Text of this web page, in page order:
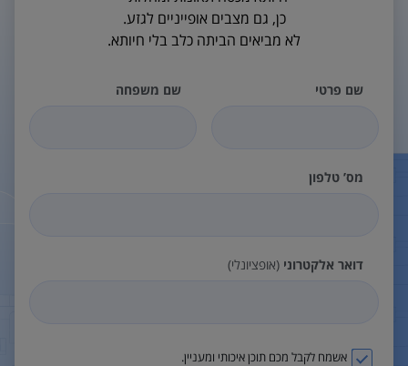
כן, גם מצבים אופייניים לגזע.
לא מביאים הביתה כלב בלי חיותא.
שם פרטי שם משפחה
מס’ טלפון
דואר אלקטרוני (אופציונלי)
אשמח לקבל מכם תוכן איכותי ומעניין.